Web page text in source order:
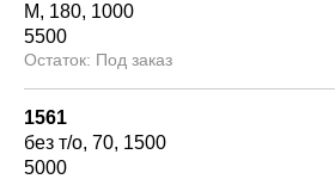
М
180 1000
5500
Под заказ
1561
без т/о 70 1500
5000